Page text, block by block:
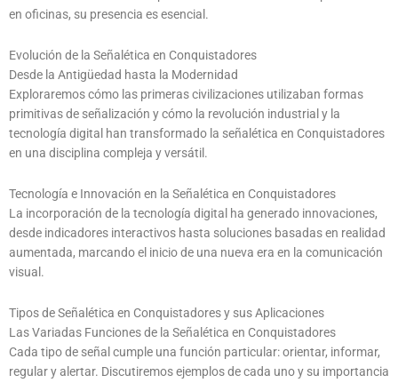
en oficinas, su presencia es esencial.
Evolución de la Señalética en Conquistadores
Desde la Antigüedad hasta la Modernidad
Exploraremos cómo las primeras civilizaciones utilizaban formas
primitivas de señalización y cómo la revolución industrial y la
tecnología digital han transformado la señalética en Conquistadores
en una disciplina compleja y versátil.
Tecnología e Innovación en la Señalética en Conquistadores
La incorporación de la tecnología digital ha generado innovaciones,
desde indicadores interactivos hasta soluciones basadas en realidad
aumentada, marcando el inicio de una nueva era en la comunicación
visual.
Tipos de Señalética en Conquistadores y sus Aplicaciones
Las Variadas Funciones de la Señalética en Conquistadores
Cada tipo de señal cumple una función particular: orientar, informar,
regular y alertar. Discutiremos ejemplos de cada uno y su importancia